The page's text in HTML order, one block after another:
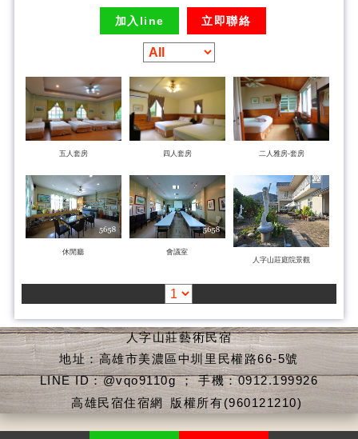
加入line 立即聯絡
五人套房 四人套房 二人雅房-套房
休閒廳
會議室
人字山莊庭院景觀
人字山莊藝術民宿
地址：高雄市美濃區中圳里民權路66-5號
LINE ID：@vqo9110g ； 手機：0912.199926
高雄民宿住宿網 版權所有(960121210)